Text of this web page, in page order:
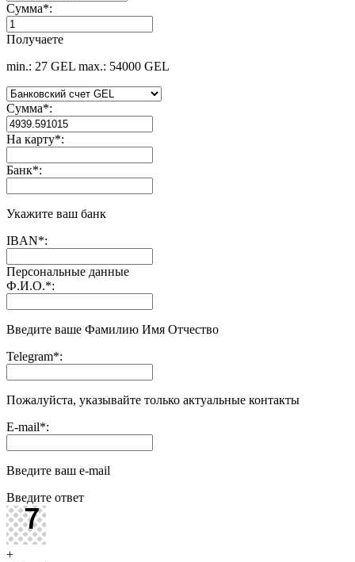
Сумма*:
Получаете
min.: 27 GEL max.: 54000 GEL
Сумма*:
На карту*:
Банк*:
Укажите ваш банк
IBAN*:
Персональные данные
Ф.И.О.*:
Введите ваше Фамилию Имя Отчество
Telegram*:
Пожалуйста, указывайте только актуальные контакты
E-mail*:
Введите ваш e-mail
Введите ответ
+